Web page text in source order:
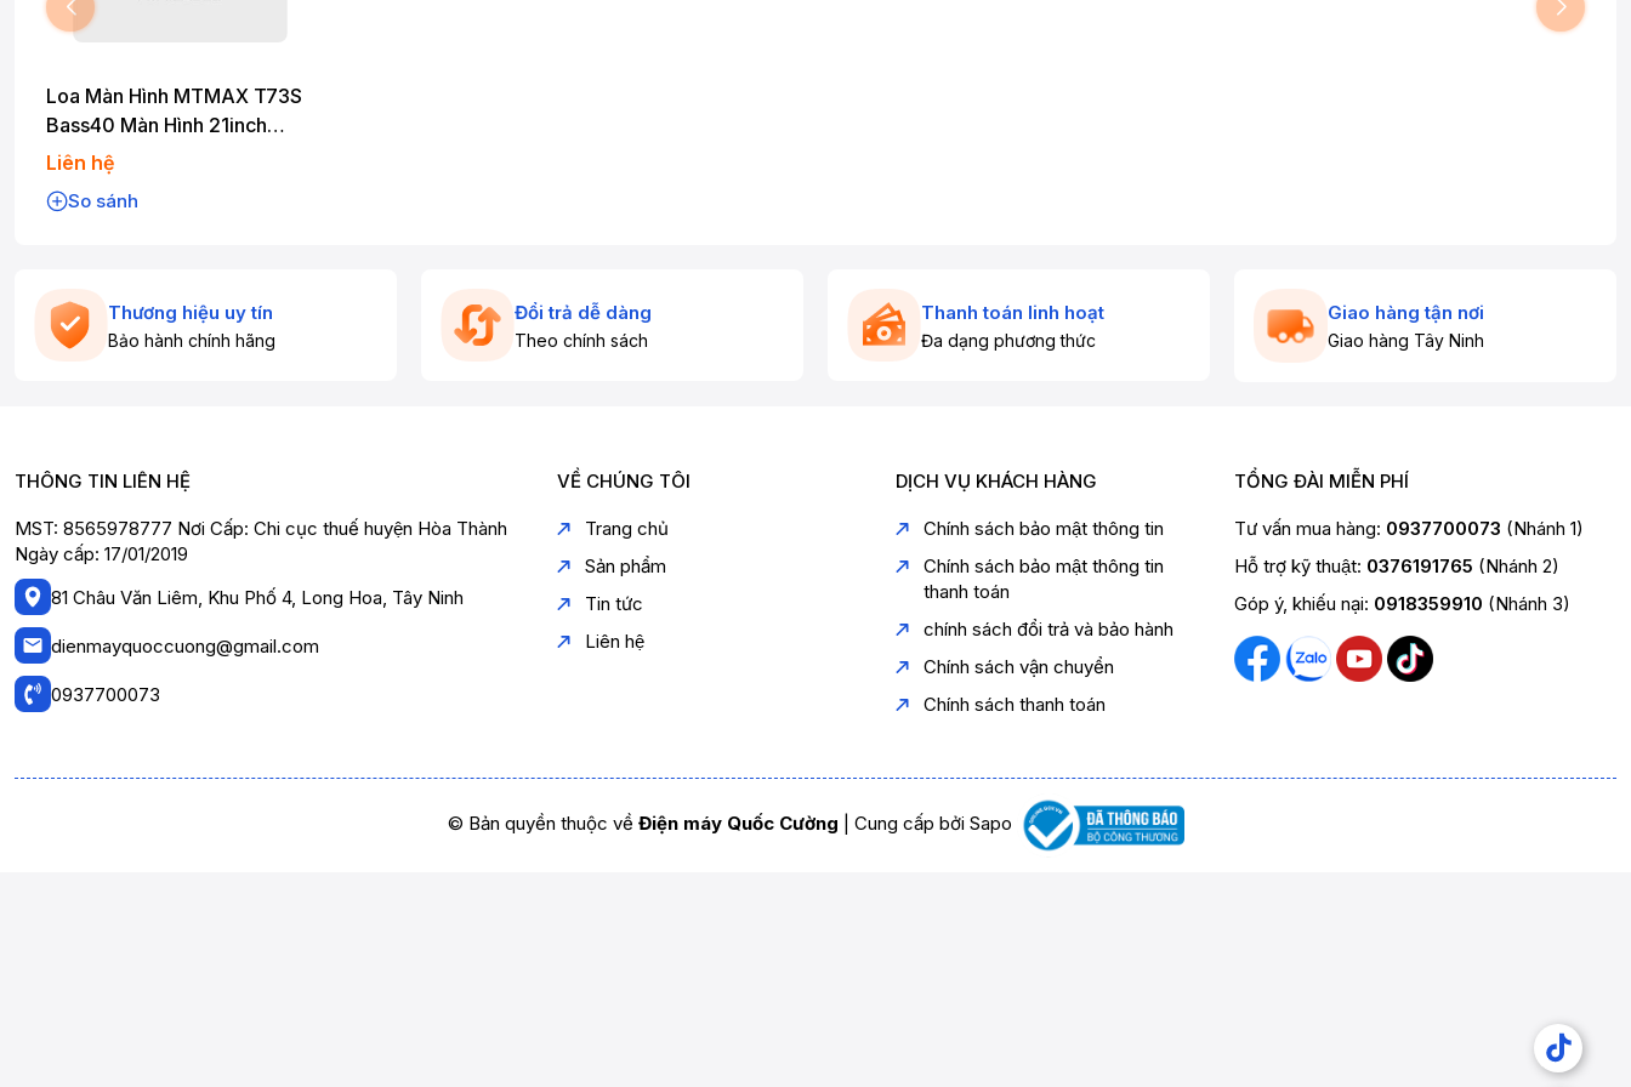
Loa Màn Hình MTMAX T73S
Bass40 Màn Hình 21inch
Công Suất 500W Kèm Cặp
Liên hệ
So sánh
Thương hiệu uy tín
Bảo hành chính hãng
Đổi trả dễ dàng
Theo chính sách
Thanh toán linh hoạt
Đa dạng phương thức
Giao hàng tận nơi
Giao hàng Tây Ninh
THÔNG TIN LIÊN HỆ
MST: 8565978777 Nơi Cấp: Chi cục thuế huyện Hòa Thành
Ngày cấp: 17/01/2019
81 Châu Văn Liêm, Khu Phố 4, Long Hoa, Tây Ninh
dienmayquoccuong@gmail.com
0937700073
VỀ CHÚNG TÔI
Trang chủ
Sản phẩm
Tin tức
Liên hệ
DỊCH VỤ KHÁCH HÀNG
Chính sách bảo mật thông tin
Chính sách bảo mật thông tin
thanh toán
chính sách đổi trả và bảo hành
Chính sách vận chuyển
Chính sách thanh toán
TỔNG ĐÀI MIỄN PHÍ
Tư vấn mua hàng: 0937700073 (Nhánh 1)
Hỗ trợ kỹ thuật: 0376191765 (Nhánh 2)
Góp ý, khiếu nại: 0918359910 (Nhánh 3)
© Bản quyền thuộc về Điện máy Quốc Cường Cung cấp bởi Sapo